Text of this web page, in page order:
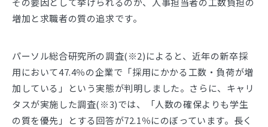
増加と求職者の質の追求です。
パーソル総合研究所の調査(※2)によると、近年の新卒採
用において47.4％の企業で「採用にかかる工数・負荷が増
加している」という実態が判明しました。さらに、キャリ
タスが実施した調査(※3)では、「人数の確保よりも学生
の質を優先」とする回答が72.1％にのぼっています。長く